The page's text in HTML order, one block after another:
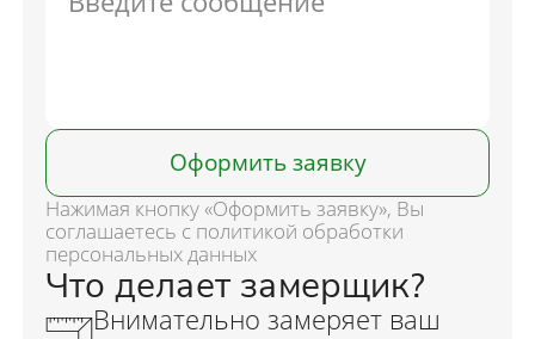
Оформить заявку
Нажимая кнопку «Оформить заявку», Вы
соглашаетесь с политикой обработки
персональных данных
Что делает замерщик?
Внимательно замеряет ваш